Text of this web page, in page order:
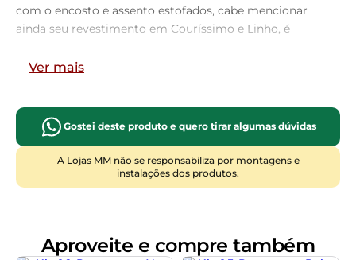
com o encosto e assento estofados, cabe mencionar
ainda seu revestimento em Couríssimo e Linho, é
extremamente resistentes e aconchegantes. Possui
conforto. Pode ser disposta em bancada, cozinha
americana, área gourmet ou home bar, as
possibilidades são infinitas e as combinações ficarão
perfeitas. Adquira já a sua!!
Medidas Internas:
Ver mais
Gostei deste produto e quero tirar algumas dúvidas
A Lojas MM não se responsabiliza por montagens e
instalações dos produtos.
Aproveite e compre também